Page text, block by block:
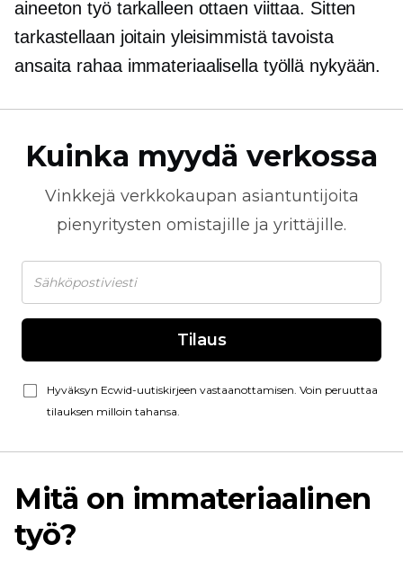
aineeton työ tarkalleen ottaen viittaa. Sitten
tarkastellaan joitain yleisimmistä tavoista
ansaita rahaa immateriaalisella työllä nykyään.
Kuinka myydä verkossa
Vinkkejä verkkokaupan asiantuntijoita
pienyritysten omistajille ja yrittäjille.
Tilaus
Hyväksyn Ecwid-uutiskirjeen vastaanottamisen. Voin peruuttaa
tilauksen milloin tahansa.
Mitä on immateriaalinen
työ?